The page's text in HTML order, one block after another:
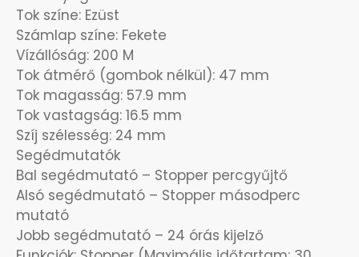
Tok színe: Ezüst
Számlap színe: Fekete
Vízállóság: 200 M
Tok átmérő (gombok nélkül): 47 mm
Tok magasság: 57.9 mm
Tok vastagság: 16.5 mm
Szíj szélesség: 24 mm
Segédmutatók
Bal segédmutató – Stopper percgyűjtő
Alsó segédmutató – Stopper másodperc
mutató
Jobb segédmutató – 24 órás kijelző
ÓRÁS GÉPEK
ÓRATARTÓ DOBOZOK
ORIENT
POLICE
PULSAR
SANTA BARBARA